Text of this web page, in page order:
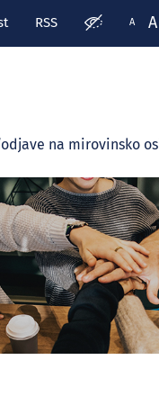
RSS A A
na mirovinsko